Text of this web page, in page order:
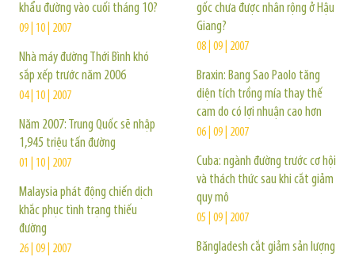
khẩu đường vào cuối tháng 10?
09 | 10 | 2007
Nhà máy đường Thới Bình khó
sắp xếp trước năm 2006
04 | 10 | 2007
Năm 2007: Trung Quốc sẽ nhập
1,945 triệu tấn đường
01 | 10 | 2007
Malaysia phát động chiến dịch
khắc phục tình trạng thiếu
đường
26 | 09 | 2007
gốc chưa được nhân rộng ở Hậu
Giang?
08 | 09 | 2007
Braxin: Bang Sao Paolo tăng
diện tích trồng mía thay thế
cam do có lợi nhuận cao hơn
06 | 09 | 2007
Cuba: ngành đường trước cơ hội
và thách thức sau khi cắt giảm
quy mô
05 | 09 | 2007
Băngladesh cắt giảm sản lượng